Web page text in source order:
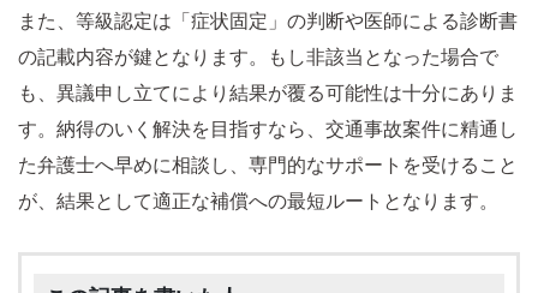
また、等級認定は「症状固定」の判断や医師による診断書
の記載内容が鍵となります。もし非該当となった場合で
も、異議申し立てにより結果が覆る可能性は十分にありま
す。納得のいく解決を目指すなら、交通事故案件に精通し
た弁護士へ早めに相談し、専門的なサポートを受けること
が、結果として適正な補償への最短ルートとなります。